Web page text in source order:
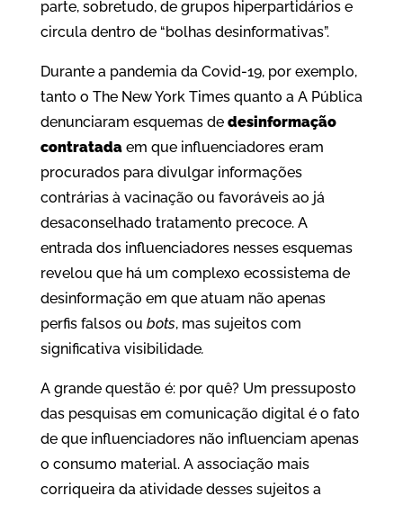
parte, sobretudo, de grupos hiperpartidários e
circula dentro de “bolhas desinformativas”.
Durante a pandemia da Covid-19, por exemplo,
tanto o The New York Times quanto a A Pública
denunciaram esquemas de desinformação
contratada em que influenciadores eram
procurados para divulgar informações
contrárias à vacinação ou favoráveis ao já
desaconselhado tratamento precoce. A
entrada dos influenciadores nesses esquemas
revelou que há um complexo ecossistema de
desinformação em que atuam não apenas
perfis falsos ou bots, mas sujeitos com
significativa visibilidade.
A grande questão é: por quê? Um pressuposto
das pesquisas em comunicação digital é o fato
de que influenciadores não influenciam apenas
o consumo material. A associação mais
corriqueira da atividade desses sujeitos a